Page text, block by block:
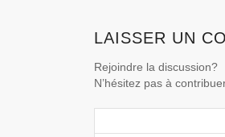
LAISSER UN
Rejoindre la discussion?
N’hésitez pas à